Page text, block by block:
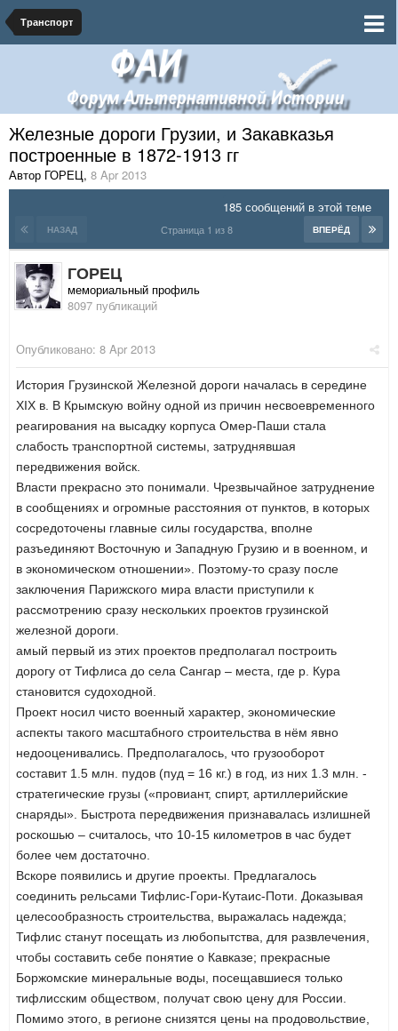
Транспорт
Железные дороги Грузии, и Закавказья
построенные в 1872-1913 гг
Автор ГОРЕЦ, 8 Apr 2013
185 сообщений в этой теме
НАЗАД ВПЕРЁД
Страница 1 из 8
ГОРЕЦ
мемориальный профиль
8097 публикаций
Опубликовано: 8 Apr 2013
История Грузинской Железной дороги началась в середине
XIX в. В Крымскую войну одной из причин несвоевременного
реагирования на высадку корпуса Омер-Паши стала
слабость транспортной системы, затруднявшая
передвижения войск.
Власти прекрасно это понимали. Чрезвычайное затруднение
в сообщениях и огромные расстояния от пунктов, в которых
сосредоточены главные силы государства, вполне
разъединяют Восточную и Западную Грузию и в военном, и
в экономическом отношении». Поэтому-то сразу после
заключения Парижского мира власти приступили к
рассмотрению сразу нескольких проектов грузинской
железной дороги.
амый первый из этих проектов предполагал построить
дорогу от Тифлиса до села Сангар – места, где р. Кура
становится судоходной.
Проект носил чисто военный характер, экономические
аспекты такого масштабного строительства в нём явно
недооценивались. Предполагалось, что грузооборот
составит 1.5 млн. пудов (пуд = 16 кг.) в год, из них 1.3 млн. -
стратегические грузы («провиант, спирт, артиллерийские
снаряды». Быстрота передвижения признавалась излишней
роскошью – считалось, что 10-15 километров в час будет
более чем достаточно.
Вскоре появились и другие проекты. Предлагалось
соединить рельсами Тифлис-Гори-Кутаис-Поти. Доказывая
целесообразность строительства, выражалась надежда;
Тифлис станут посещать из любопытства, для развлечения,
чтобы составить себе понятие о Кавказе; прекрасные
Боржомские минеральные воды, посещавшиеся только
тифлисским обществом, получат свою цену для России.
Помимо этого, в регионе снизятся цены на продовольствие,